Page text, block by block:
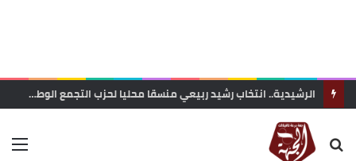
صحافة القرب بالحدود الجنوبية والشرقية: صمود في وجه البروباغاندا المعادية وحرمان متواصل من العدالة المجالية والإشهار